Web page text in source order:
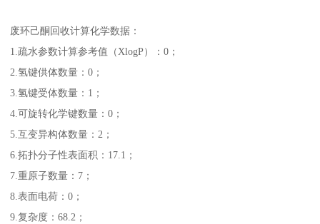
废环己酮回收计算化学数据：
1.疏水参数计算参考值（XlogP）：0；
2.氢键供体数量：0；
3.氢键受体数量：1；
4.可旋转化学键数量：0；
5.互变异构体数量：2；
6.拓扑分子性表面积：17.1；
7.重原子数量：7；
8.表面电荷：0；
9.复杂度：68.2；